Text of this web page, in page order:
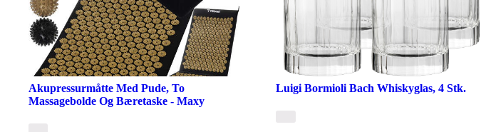
Akupressurmåtte Med Pude, To
Massagebolde Og Bæretaske - Maxy
Luigi Bormioli Bach Whiskyglas, 4 Stk.